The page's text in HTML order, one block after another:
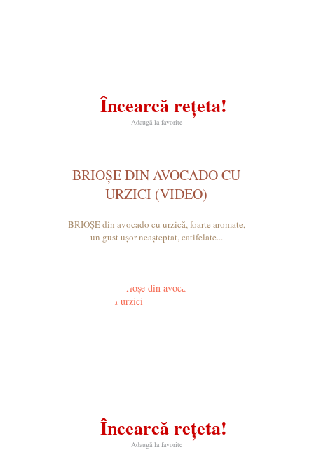
Încearcă rețeta!
Adaugă la favorite
BRIOȘE DIN AVOCADO CU
URZICI (VIDEO)
BRIOȘE din avocado cu urzică, foarte aromate,
un gust ușor neașteptat, catifelate...
Încearcă rețeta!
Adaugă la favorite